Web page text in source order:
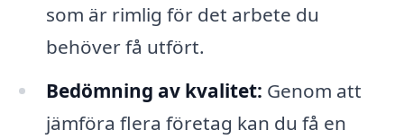
som är rimlig för det arbete du
behöver få utfört.
Bedömning av kvalitet: Genom att
jämföra flera företag kan du få en